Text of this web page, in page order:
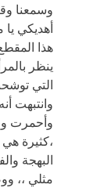
وسمعنا
أهديكي يا
هذا
ينظر
التي
وانتبهت
وأحمرت
،كثيرة
البهجة
مثلي ،،